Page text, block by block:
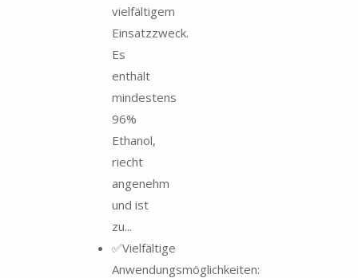
vielfältigem
Einsatzzweck.
Es
enthält
mindestens
96%
Ethanol,
riecht
angenehm
und ist
zu...
✅Vielfältige
Anwendungsmöglichkeiten: